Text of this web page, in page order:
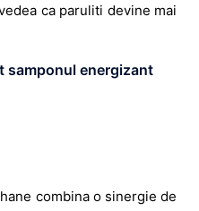
ca paruliti devine mai
samponul energizant
combina o sinergie de